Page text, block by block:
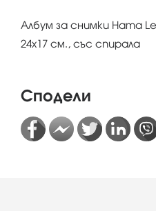
Албум за снимки Hama
24х17 см., със спирала
Сподели